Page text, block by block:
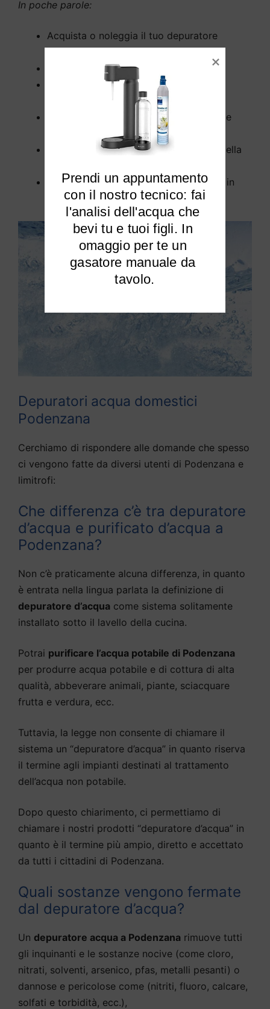
In poche parole:
Acquista o noleggia il tuo depuratore
Risparmia denaro da subito;
Dimentica di trasportare pesanti casse
d’acqua fino a casa;
L’installazione a Podenzana non richiede
Rimuove tutti gli inquinanti dall’acqua della
Elimina cloro e calcare dalla tua acqua in
modo efficiente.
Depuratori acqua domestici
Podenzana
Cerchiamo di rispondere alle domande che spesso
ci vengono fatte da diversi utenti di Podenzana e
limitrofi:
Che differenza c’è tra depuratore
d’acqua e purificato d’acqua a
Podenzana?
Non c’è praticamente alcuna differenza, in quanto
è entrata nella lingua parlata la definizione di
depuratore d’acqua come sistema solitamente
installato sotto il lavello della cucina.
Potrai purificare l’acqua potabile di Podenzana
per produrre acqua potabile e di cottura di alta
qualità, abbeverare animali, piante, sciacquare
frutta e verdura, ecc.
Tuttavia, la legge non consente di chiamare il
sistema un “depuratore d’acqua” in quanto riserva
il termine agli impianti destinati al trattamento
dell’acqua non potabile.
Dopo questo chiarimento, ci permettiamo di
chiamare i nostri prodotti “depuratore d’acqua” in
quanto è il termine più ampio, diretto e accettato
da tutti i cittadini di Podenzana.
Quali sostanze vengono fermate
dal depuratore d’acqua?
Un depuratore acqua a Podenzana rimuove tutti
gli inquinanti e le sostanze nocive (come cloro,
nitrati, solventi, arsenico, pfas, metalli pesanti) o
dannose e pericolose come (nitriti, fluoro, calcare,
solfati e torbidità, ecc.),
Prendi un appuntamento
l'analisi dell'acqua che
bevi tu e tuoi figli. In
omaggio per te un
gasatore manuale da
tavolo.